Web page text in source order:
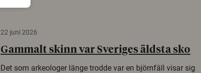
22 juni 2026
Gammalt skinn var Sveriges äldsta sko
Det som arkeologer länge trodde var en björnfäll visar sig